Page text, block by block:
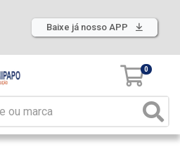
Baixe já nosso APP
0